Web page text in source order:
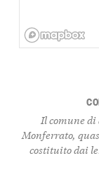
Il comune di
Monferrato,
costituito dai